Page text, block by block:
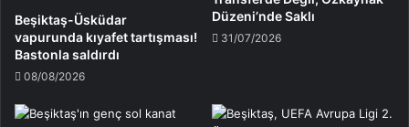
Beşiktaş-Üsküdar
vapurunda kıyafet tartışması!
Bastonla saldırdı
08/08/2026
Düzeni’nde Saklı
31/07/2026